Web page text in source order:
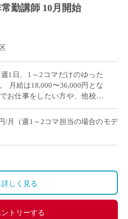
勤講師 10月開始
1日、1～2コマだけのゆった
月給は18,000〜36,000円とな
お仕事をしたい方や、他校と
く語学力 […]
/月（週1～2コマ担当の場合のモデ
詳しく見る
ントリーする